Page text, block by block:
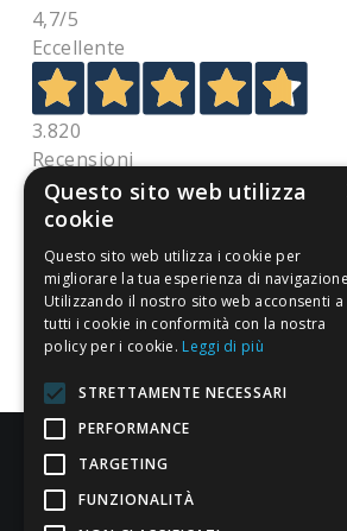
4,7/5
Eccellente
3.820
Recensioni
Pagamenti sicuri
ALDIGIÙ S.R.L. | Via Cortazzis 15
OPERATIVA: Via del Progresso 3 -
Questo sito web utilizza
cookie
Questo sito web utilizza i cookie per
migliorare la tua esperienza di
Utilizzando il nostro sito web acconsenti a
tutti i cookie in conformità con la nostra
policy per i cookie. Leggi di più
STRETTAMENTE NECESSARI
PERFORMANCE
TARGETING
FUNZIONALITÀ